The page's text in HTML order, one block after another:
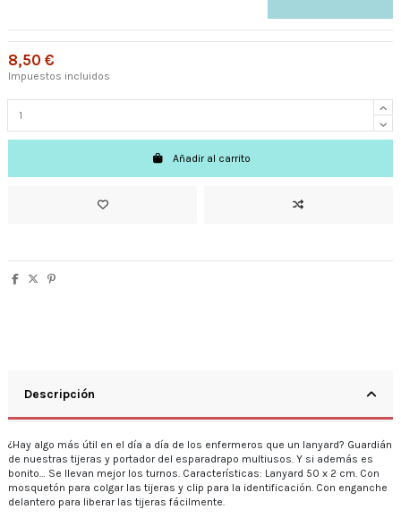
8,50 €
Impuestos incluidos
Añadir al carrito
Descripción
¿Hay algo más útil en el día a día de los enfermeros que un lanyard? Guardián
de nuestras tijeras y portador del esparadrapo multiusos. Y si además es
bonito… Se llevan mejor los turnos. Características: Lanyard 50 x 2 cm. Con
mosquetón para colgar las tijeras y clip para la identificación. Con enganche
delantero para liberar las tijeras fácilmente.